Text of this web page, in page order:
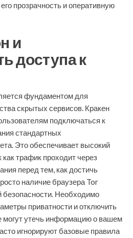
прозрачность и оперативную
и
доступа к
фундаментом для
скрытых сервисов. Кракен
подключаться к
стандартных
Это обеспечивает высокий
трафик проходит через
перед тем, как достичь
наличие браузера Tor
безопасности. Необходимо
приватности и отключить
могут утечь информацию о вашем
игнорируют базовые правила